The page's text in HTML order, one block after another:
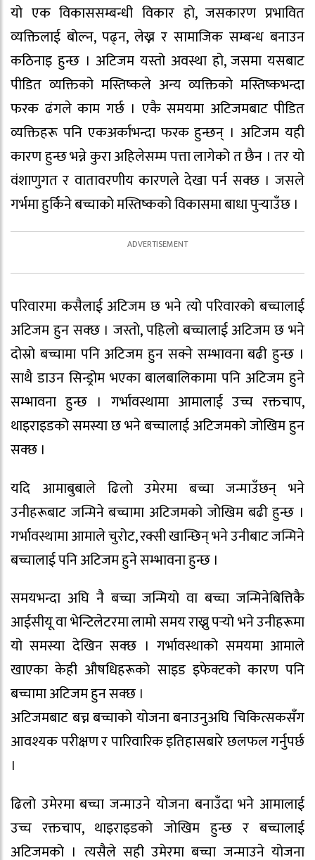
यो एक विकाससम्बन्धी विकार हो, जसकारण प्रभावित
व्यक्तिलाई बोल्न, पढ्न, लेख्न र सामाजिक सम्बन्ध बनाउन
कठिनाइ हुन्छ । अटिजम यस्तो अवस्था हो, जसमा यसबाट
पीडित व्यक्तिको मस्तिष्कले अन्य व्यक्तिको मस्तिष्कभन्दा
फरक ढंगले काम गर्छ । एकै समयमा अटिजमबाट पीडित
व्यक्तिहरू पनि एकअर्काभन्दा फरक हुन्छन् । अटिजम यही
कारण हुन्छ भन्ने कुरा अहिलेसम्म पत्ता लागेको त छैन । तर यो
वंशाणुगत र वातावरणीय कारणले देखा पर्न सक्छ । जसले
गर्भमा हुर्किने बच्चाको मस्तिष्कको विकासमा बाधा पुर्‍याउँछ ।
परिवारमा कसैलाई अटिजम छ भने त्यो परिवारको बच्चालाई
अटिजम हुन सक्छ । जस्तो, पहिलो बच्चालाई अटिजम छ भने
दोस्रो बच्चामा पनि अटिजम हुन सक्ने सम्भावना बढी हुन्छ ।
साथै डाउन सिन्ड्रोम भएका बालबालिकामा पनि अटिजम हुने
सम्भावना हुन्छ । गर्भावस्थामा आमालाई उच्च रक्तचाप,
थाइराइडको समस्या छ भने बच्चालाई अटिजमको जोखिम हुन
सक्छ ।
यदि आमाबुबाले ढिलो उमेरमा बच्चा जन्माउँछन् भने
उनीहरूबाट जन्मिने बच्चामा अटिजमको जोखिम बढी हुन्छ ।
गर्भावस्थामा आमाले चुरोट, रक्सी खान्छिन् भने उनीबाट जन्मिने
बच्चालाई पनि अटिजम हुने सम्भावना हुन्छ ।
समयभन्दा अघि नै बच्चा जन्मियो वा बच्चा जन्मिनेबित्तिकै
आईसीयू वा भेन्टिलेटरमा लामो समय राख्नु पर्‍यो भने उनीहरूमा
यो समस्या देखिन सक्छ । गर्भावस्थाको समयमा आमाले
खाएका केही औषधिहरूको साइड इफेक्टको कारण पनि
बच्चामा अटिजम हुन सक्छ ।
अटिजमबाट बच्न बच्चाको योजना बनाउनुअघि चिकित्सकसँग
आवश्यक परीक्षण र पारिवारिक इतिहासबारे छलफल गर्नुपर्छ
।
ढिलो उमेरमा बच्चा जन्माउने योजना बनाउँदा भने आमालाई
उच्च रक्तचाप, थाइराइडको जोखिम हुन्छ र बच्चालाई
अटिजमको । त्यसैले सही उमेरमा बच्चा जन्माउने योजना